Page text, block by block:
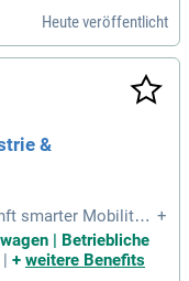
von Produkti
Werden Sie Teil u
Sie die Zukunft d
Sie Ihre vollständ
und Zeugnissen
Heute veröffentlicht
&
smarter Mobilität
und Qt. Du entwick
und Def
und kom
+
| Betriebliche
| + weitere Benefits